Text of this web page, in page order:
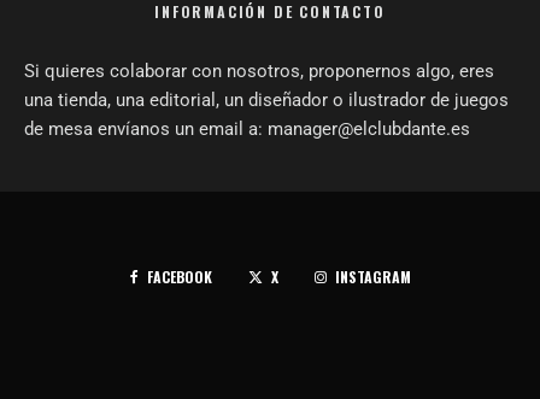
INFORMACIÓN DE CONTACTO
Si quieres colaborar con nosotros, proponernos algo, eres
una tienda, una editorial, un diseñador o ilustrador de juegos
de mesa envíanos un email a: manager@elclubdante.es
FACEBOOK X INSTAGRAM